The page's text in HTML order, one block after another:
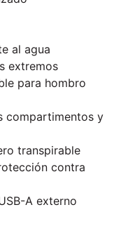
al agua
extremos
para hombro
compartimentos y
transpirable
contra
A externo